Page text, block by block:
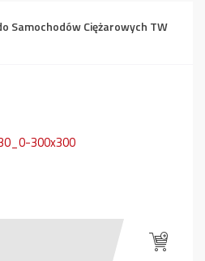
Samochodów Ciężarowych TW